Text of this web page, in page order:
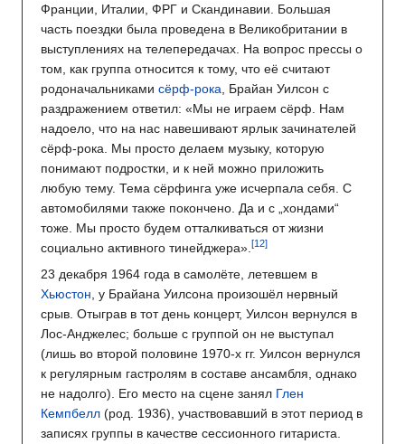
Франции, Италии, ФРГ и Скандинавии. Большая
часть поездки была проведена в Великобритании в
выступлениях на телепередачах. На вопрос прессы о
том, как группа относится к тому, что её считают
родоначальниками сёрф-рока , Брайан Уилсон с
раздражением ответил: «Мы не играем сёрф. Нам
надоело, что на нас навешивают ярлык зачинателей
сёрф-рока. Мы просто делаем музыку, которую
понимают подростки, и к ней можно приложить
любую тему. Тема сёрфинга уже исчерпала себя. С
автомобилями также покончено. Да и с „хондами“
тоже. Мы просто будем отталкиваться от жизни
социально активного тинейджера».
23 декабря 1964 года в самолёте, летевшем в
Хьюстон , у Брайана Уилсона произошёл нервный
срыв. Отыграв в тот день концерт, Уилсон вернулся в
Лос-Анджелес; больше с группой он не выступал
(лишь во второй половине 1970-х гг. Уилсон вернулся
к регулярным гастролям в составе ансамбля, однако
не надолго). Его место на сцене занял Глен
Кемпбелл (род. 1936), участвовавший в этот период в
записях группы в качестве сессионного гитариста.